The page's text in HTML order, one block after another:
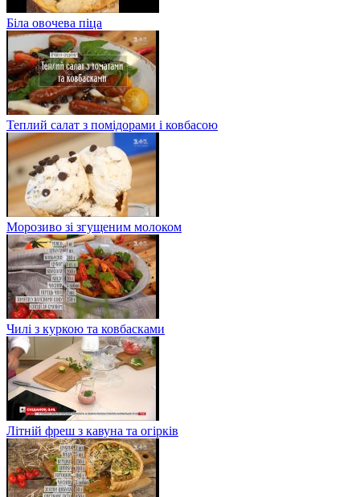
Біла овочева піца
Теплий салат з помідорами і ковбасою
Морозиво зі згущеним молоком
Чилі з куркою та ковбасками
Літній фреш з кавуна та огірків